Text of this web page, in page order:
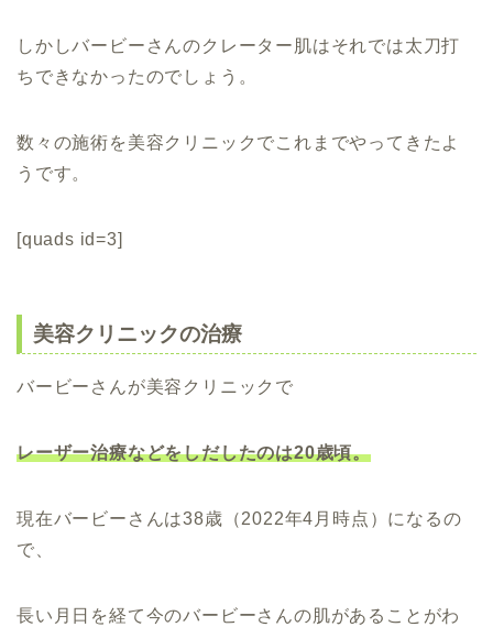
しかしバービーさんのクレーター肌はそれでは太刀打
ちできなかったのでしょう。
数々の施術を美容クリニックでこれまでやってきたよ
うです。
[quads id=3]
美容クリニックの治療
バービーさんが美容クリニックで
レーザー治療などをしだしたのは20歳頃。
現在バービーさんは38歳（2022年4月時点）になるの
で、
長い月日を経て今のバービーさんの肌があることがわ